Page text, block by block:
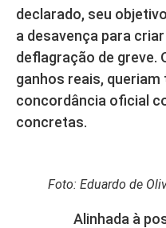
declarado, seu
a desavença para
deflagração de greve.
ganhos reais,
concordância oficial
concretas.
Foto: Eduardo de
Alinhada à